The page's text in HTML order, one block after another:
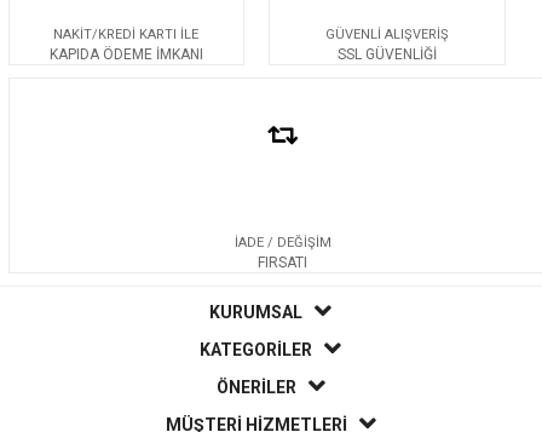
NAKİT/KREDİ KARTI İLE
KAPIDA ÖDEME İMKANI
GÜVENLİ ALIŞVERİŞ
SSL GÜVENLİĞİ
İADE / DEĞİŞİM
FIRSATI
KURUMSAL
KATEGORİLER
ÖNERİLER
MÜŞTERİ HİZMETLERİ